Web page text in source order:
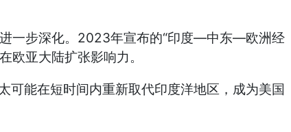
一步深化。 2023年宣布的“印度—中东—欧洲经
欧亚大陆扩张影响力。
可能在短时间内重新取代印度洋地区，成为美国